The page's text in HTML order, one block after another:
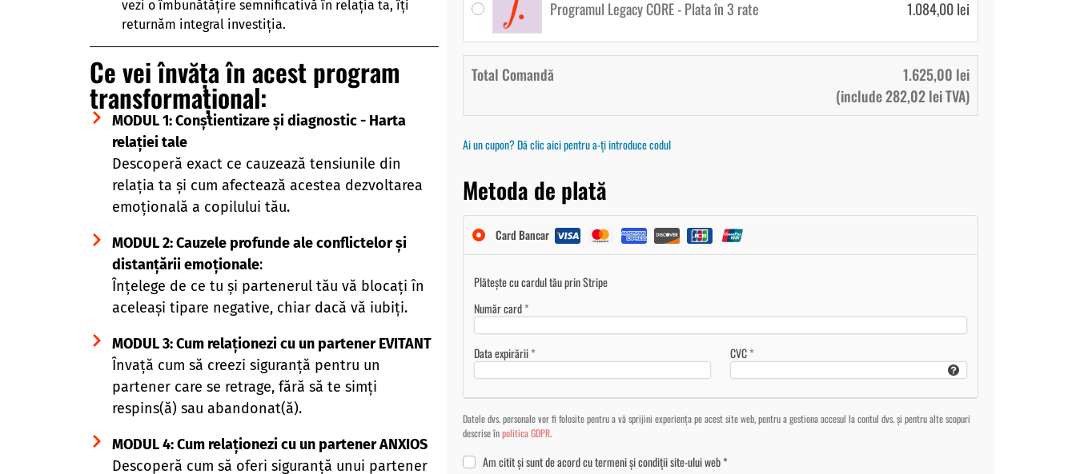
vezi o îmbunătățire semnificativă în relația ta, îți
returnăm integral investiția.
Ce vei învăța în acest program
transformațional:
MODUL 1: Conștientizare și diagnostic - Harta
relației tale
Descoperă exact ce cauzează tensiunile din
relația ta și cum afectează acestea dezvoltarea
emoțională a copilului tău.
MODUL 2: Cauzele profunde ale conflictelor și
distanțării emoționale:
Înțelege de ce tu și partenerul tău vă blocați în
aceleași tipare negative, chiar dacă vă iubiți.
MODUL 3: Cum relaționezi cu un partener EVITANT
Învață cum să creezi siguranță pentru un
partener care se retrage, fără să te simți
respins(ă) sau abandonat(ă).
MODUL 4: Cum relaționezi cu un partener ANXIOS
Descoperă cum să oferi siguranță unui partener
Programul Legacy CORE - Plata în 3 rate 1.084,00lei
Total Comandă 1.625,00 lei
(include282,02leiTVA)
Ai un cupon? Dă clic aici pentru a-ți introduce codul
Metoda de plată
Card Bancar
Plătește cu cardul tău prin Stripe
Număr card*
Data expirării* CVC*
Datele dvs. personale vor fi folosite pentru a vă sprijini experiența pe acest site web, pentru a gestiona accesul la contul dvs. și pentru alte scopuri
descrise înpolitica GDPR.
Am citit și sunt de acord cutermeni și condițiisite-ului web*